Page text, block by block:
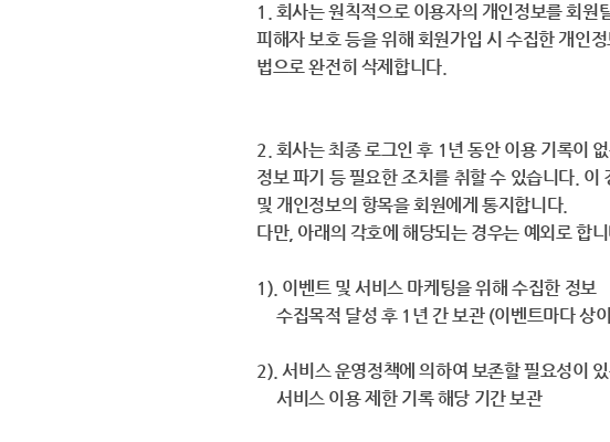
1. 회사는 원칙적으로 이용자의 개인정보를 회
피해자 보호 등을 위해 회원가입 시 수집한 개인
법으로 완전히 삭제합니다.
2. 회사는 최종 로그인 후 1년 동안 이용 기록이
정보 파기 등 필요한 조치를 취할 수 있습니다.
및 개인정보의 항목을 회원에게 통지합니다.
다만, 아래의 각호에 해당되는 경우는 예외로 합니
1). 이벤트 및 서비스 마케팅을 위해 수집한 정보
수집목적 달성 후 1년 간 보관 (이벤트마다 상
2). 서비스 운영정책에 의하여 보존할 필요성이
서비스 이용 제한 기록 해당 기간 보관